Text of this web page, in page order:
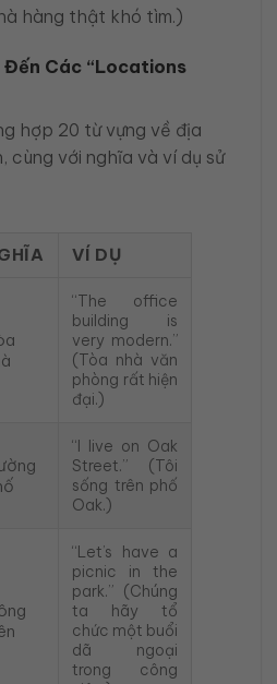
hàng thật khó tìm.)
Đến Các “Locations
hợp 20 từ vựng về địa
cùng với nghĩa và ví dụ sử
VÍ DỤ
“The office
building is
very modern.”
(Tòa nhà văn
phòng rất hiện
đại.)
“I live on Oak
Street.” (Tôi
sống trên phố
Oak.)
“Let’s have a
picnic in the
park.” (Chúng
ta hãy tổ
chức một buổi
dã ngoại
trong công